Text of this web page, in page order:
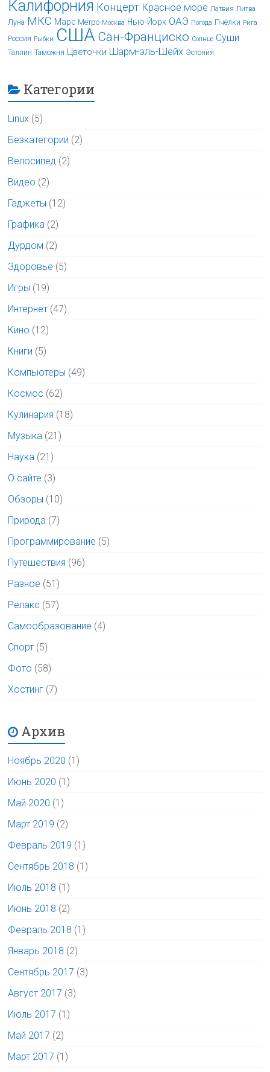
Калифорния Концерт Красное море Латвия Литва
Луна МКС Марс Метро Москва Нью-Йорк ОАЭ Погода Пчёлки Рига
Россия Рыбки США Сан-Франциско Солнце Суши
Таллин Таможня Цветочки Шарм-эль-Шейх Эстония
Категории
Linux (5)
Безкатегории (2)
Велосипед (2)
Видео (2)
Гаджеты (12)
Графика (2)
Дурдом (2)
Здоровье (5)
Игры (19)
Интернет (47)
Кино (12)
Книги (5)
Компьютеры (49)
Космос (62)
Кулинария (18)
Музыка (21)
Наука (21)
О сайте (3)
Обзоры (10)
Природа (7)
Программирование (5)
Путешествия (96)
Разное (51)
Релакс (57)
Самообразование (4)
Спорт (5)
Фото (58)
Хостинг (7)
Архив
Ноябрь 2020 (1)
Июнь 2020 (1)
Май 2020 (1)
Март 2019 (2)
Февраль 2019 (1)
Сентябрь 2018 (1)
Июль 2018 (1)
Июнь 2018 (2)
Февраль 2018 (1)
Январь 2018 (2)
Сентябрь 2017 (3)
Август 2017 (3)
Июль 2017 (1)
Май 2017 (2)
Март 2017 (1)